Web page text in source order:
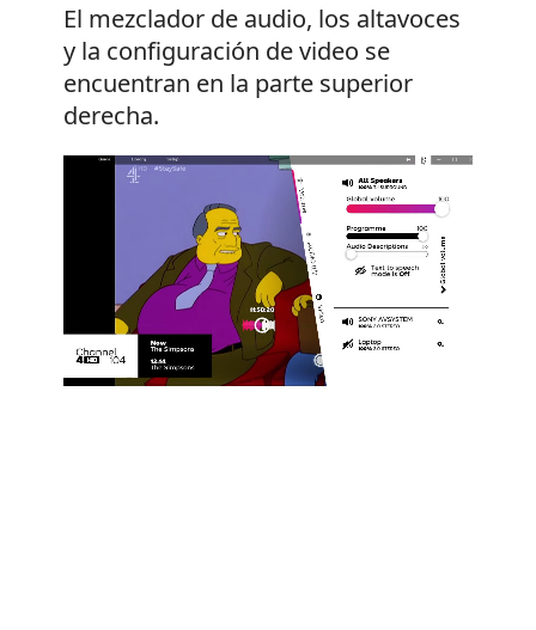
El mezclador de audio, los altavoces
y la configuración de video se
encuentran en la parte superior
derecha.